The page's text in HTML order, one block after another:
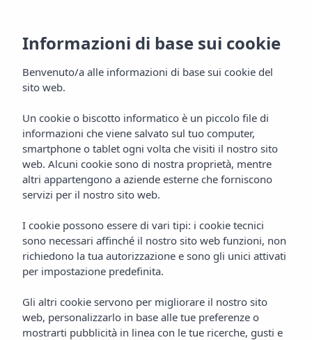
Posizione
Hotel Vibra Isola
Home Ibiza Playa D'en Bossa
Hotel Vibra Isola
POSIZIONE
Informazioni di base sui cookie
Benvenuto/a alle informazioni di base sui cookie del
sito web.
Un cookie o biscotto informatico è un piccolo file di
informazioni che viene salvato sul tuo computer,
smartphone o tablet ogni volta che visiti il nostro sito
web. Alcuni cookie sono di nostra proprietà, mentre
altri appartengono a aziende esterne che forniscono
servizi per il nostro sito web.
I cookie possono essere di vari tipi: i cookie tecnici
sono necessari affinché il nostro sito web funzioni, non
richiedono la tua autorizzazione e sono gli unici attivati
per impostazione predefinita.
Gli altri cookie servono per migliorare il nostro sito
web, personalizzarlo in base alle tue preferenze o
mostrarti pubblicità in linea con le tue ricerche, gusti e